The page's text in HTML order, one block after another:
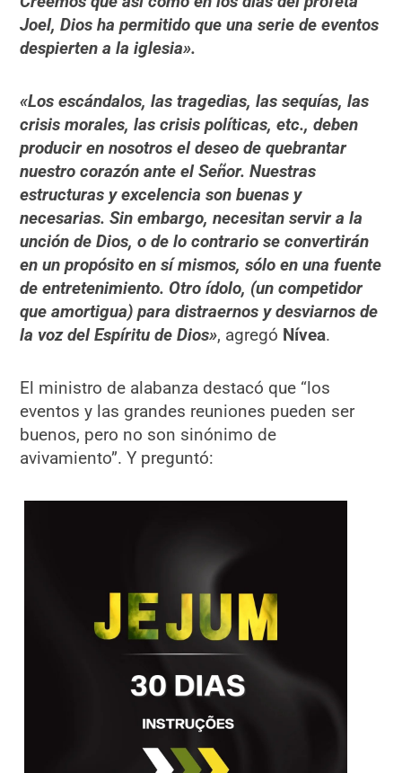
Joel, Dios ha permitido que una serie de eventos
despierten a la iglesia».
«Los escándalos, las tragedias, las sequías, las
crisis morales, las crisis políticas, etc., deben
producir en nosotros el deseo de quebrantar
nuestro corazón ante el Señor. Nuestras
estructuras y excelencia son buenas y
necesarias. Sin embargo, necesitan servir a la
unción de Dios, o de lo contrario se convertirán
en un propósito en sí mismos, sólo en una fuente
de entretenimiento. Otro ídolo, (un competidor
que amortigua) para distraernos y desviarnos de
la voz del Espíritu de Dios», agregó Nívea.
El ministro de alabanza destacó que “los
eventos y las grandes reuniones pueden ser
buenos, pero no son sinónimo de
avivamiento”. Y preguntó: